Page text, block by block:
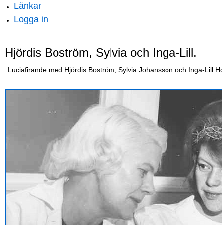
Länkar
Logga in
Hjördis Boström, Sylvia och Inga-Lill.
Luciafirande med Hjördis Boström, Sylvia Johansson och Inga-Lill